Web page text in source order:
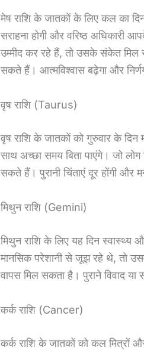
मेष राशि के जातकों के लिए कल का
सराहना होगी और वरिष्ठ अधिकारी
उम्मीद कर रहे हैं, तो उसके संकेत
सकते हैं। आत्मविश्वास बढ़ेगा और
वृष राशि (Taurus)
वृष राशि के जातकों को गुरुवार के
साथ अच्छा समय बिता पाएंगे। जो लोग
सकते हैं। पुरानी चिंताएं दूर होंगी और
मिथुन राशि (Gemini)
मिथुन राशि के लिए यह दिन
मानसिक परेशानी से जूझ रहे थे, तो
वापस मिल सकता है। पुराने विवाद
कर्क राशि (Cancer)
कर्क राशि के जातकों को कल मित्रों और